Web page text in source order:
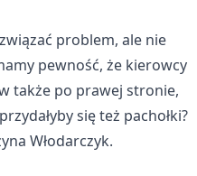
problem, ale nie
pewność, że kierowcy
także po prawej stronie,
się też pachołki?
Włodarczyk.